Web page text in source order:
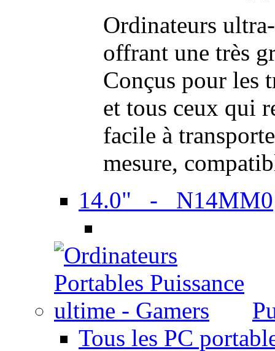
Ordinateurs
offrant une très
Conçus pour les
et tous ceux qui
facile à
mesure,
14.0" - N14MM0
Tous les PC